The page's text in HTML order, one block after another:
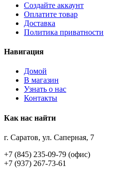
Создайте аккаунт
Оплатите товар
Доставка
Политика приватности
Навигация
Домой
В магазин
Узнать о нас
Контакты
Как нас найти
г. Саратов, ул. Саперная, 7
+7 (845) 235-09-79 (офис)
+7 (937) 267-73-61